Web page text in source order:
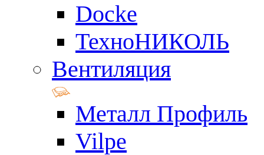
Docke
ТехноНИКОЛЬ
Вентиляция
Металл Профиль
Vilpe